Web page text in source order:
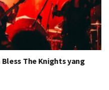
The Knights yang